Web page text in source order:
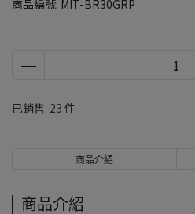
商品編號: MIT-BR30GRP
已銷售: 23 件
商品介紹
商品介紹